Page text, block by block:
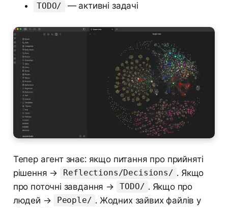
TODO/ — активні задачі
Тепер агент знає: якщо питання про прийняті
рішення →
Reflections/Decisions/ . Якщо
про поточні завдання →
TODO/ . Якщо про
людей →
People/ . Жодних зайвих файлів у